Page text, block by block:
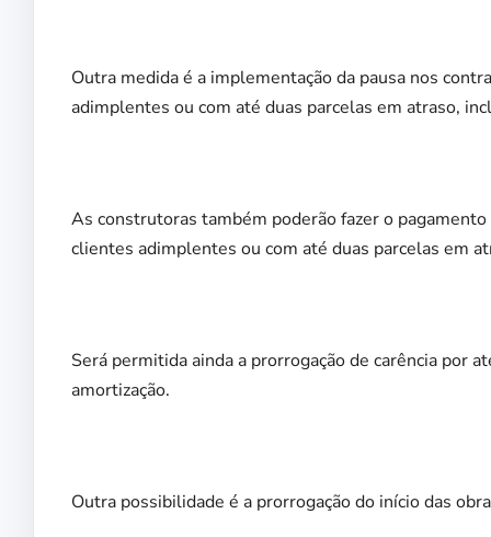
Outra medida é a implementação da pausa nos
adimplentes ou com até duas parcelas em atraso,
As construtoras também poderão fazer o
clientes adimplentes ou com até duas parcelas em
Será permitida ainda a prorrogação de carência por
amortização.
Outra possibilidade é a prorrogação do início das